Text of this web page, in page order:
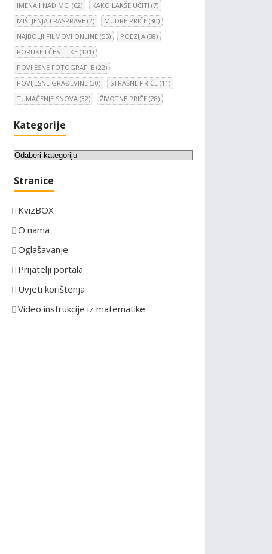
IMENA I NADIMCI (62) KAKO LAKŠE UČITI (7)
MIŠLJENJA I RASPRAVE (2) MUDRE PRIČE (30)
NAJBOLJI FILMOVI ONLINE (55) POEZIJA (38)
PORUKE I ČESTITKE (101)
POVIJESNE FOTOGRAFIJE (22)
POVIJESNE GRAĐEVINE (30) STRAŠNE PRIČE (11)
TUMAČENJE SNOVA (32) ŽIVOTNE PRIČE (28)
Kategorije
K
t
g
o
i
j
e
Stranice
KvizBOX
O nama
Oglašavanje
Prijatelji portala
Uvjeti korištenja
Video instrukcije iz matematike